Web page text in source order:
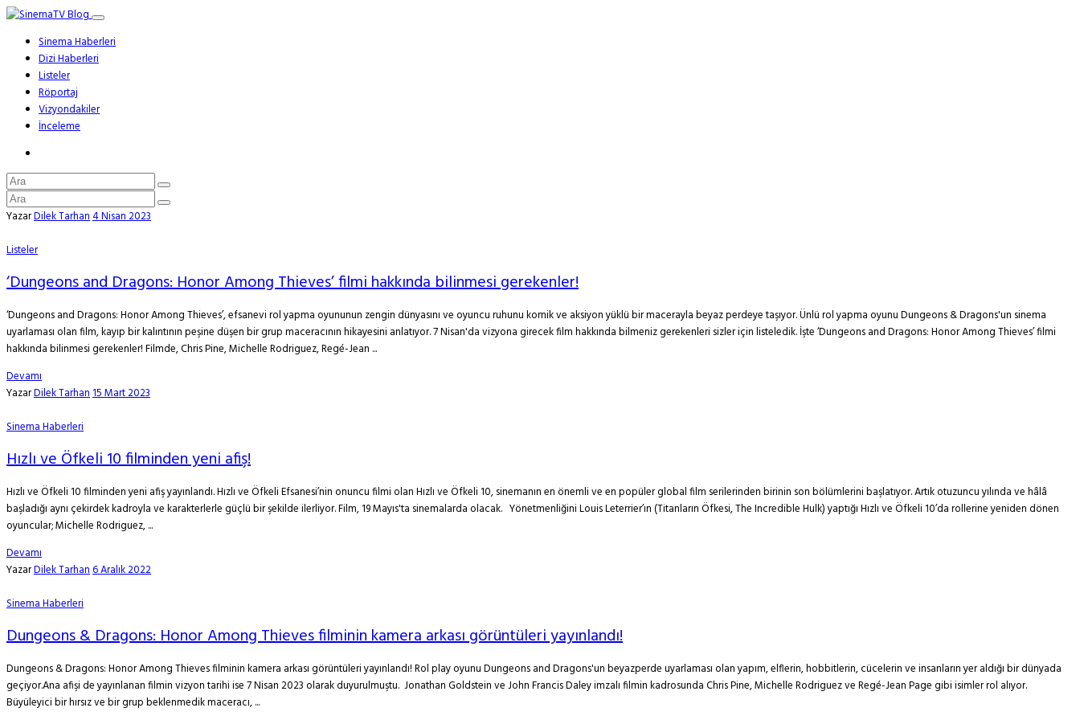
Sinema Haberleri
Dizi Haberleri
Listeler
Röportaj
Vizyondakiler
İnceleme
YazarDilek Tarhan4 Nisan 2023
Listeler
‘Dungeons and Dragons: Honor Among Thieves’ filmi hakkında bilinmesi gerekenler!
‘Dungeons and Dragons: Honor Among Thieves’, efsanevi rol yapma oyununun zengin dünyasını ve oyuncu ruhunu komik ve aksiyon yüklü bir macerayla beyaz perdeye taşıyor. Ünlü rol yapma oyunu Dungeons & Dragons'un sinema
uyarlaması olan film, kayıp bir kalıntının peşine düşen bir grup maceracının hikayesini anlatıyor. 7 Nisan'da vizyona girecek film hakkında bilmeniz gerekenleri sizler için listeledik. İşte ‘Dungeons and Dragons: Honor Among Thieves’ filmi
hakkında bilinmesi gerekenler! Filmde, Chris Pine, Michelle Rodriguez, Regé-Jean ...
Devamı
YazarDilek Tarhan15 Mart 2023
Sinema Haberleri
Hızlı ve Öfkeli 10 filminden yeni afiş!
Hızlı ve Öfkeli 10 filminden yeni afiş yayınlandı. Hızlı ve Öfkeli Efsanesi’nin onuncu filmi olan Hızlı ve Öfkeli 10, sinemanın en önemli ve en popüler global film serilerinden birinin son bölümlerini başlatıyor. Artık otuzuncu yılında ve hâlâ
başladığı aynı çekirdek kadroyla ve karakterlerle güçlü bir şekilde ilerliyor. Film, 19 Mayıs'ta sinemalarda olacak. Yönetmenliğini Louis Leterrier’ın (Titanların Öfkesi, The Incredible Hulk) yaptığı Hızlı ve Öfkeli 10’da rollerine yeniden dönen
oyuncular; Michelle Rodriguez, ...
Devamı
YazarDilek Tarhan6 Aralık 2022
Sinema Haberleri
Dungeons & Dragons: Honor Among Thieves filminin kamera arkası görüntüleri yayınlandı!
Dungeons & Dragons: Honor Among Thieves filminin kamera arkası görüntüleri yayınlandı! Rol play oyunu Dungeons and Dragons'un beyazperde uyarlaması olan yapım, elflerin, hobbitlerin, cücelerin ve insanların yer aldığı bir dünyada
geçiyor.Ana afişi de yayınlanan filmin vizyon tarihi ise 7 Nisan 2023 olarak duyurulmuştu. Jonathan Goldstein ve John Francis Daley imzalı filmin kadrosunda Chris Pine, Michelle Rodriguez ve Regé-Jean Page gibi isimler rol alıyor.
Büyüleyici bir hırsız ve bir grup beklenmedik maceracı, ...